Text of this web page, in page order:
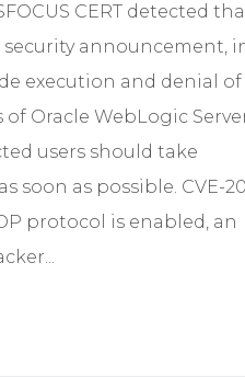
CERT detected
security announcement,
execution and denial of
Oracle WebLogic
users should take
soon as possible. CVE-
protocol is enabled, an